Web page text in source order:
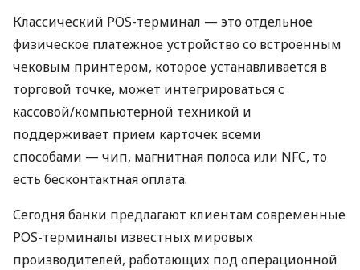
Классический POS-терминал — это отдельное
физическое платежное устройство со встроенным
чековым принтером, которое устанавливается в
торговой точке, может интегрироваться с
кассовой/компьютерной техникой и
поддерживает прием карточек всеми
способами — чип, магнитная полоса или NFC, то
есть бесконтактная оплата.
Сегодня банки предлагают клиентам современные
POS-терминалы известных мировых
производителей, работающих под операционной